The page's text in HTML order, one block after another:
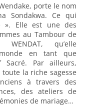
porte le nom
Sondakwa. Ce qui
». Elle est une des
au Tambour de
WENDAT, qu’elle
en tant que
Sacré. Par ailleurs,
la riche sagesse
à travers des
des ateliers de
de mariage…